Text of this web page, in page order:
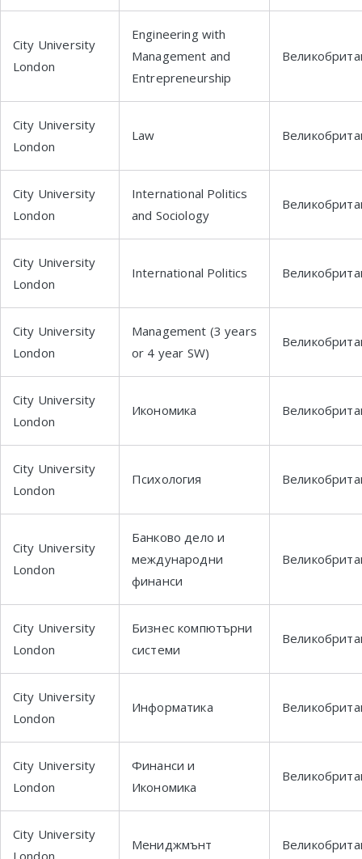
City University
London
Engineering with
Management and
Entrepreneurship
City University
London
Law
City University
London
International Politics
and Sociology
City University
London
International Politics
City University
London
Management (3 years
or 4 year SW)
City University
London
Икономика
City University
London
Психология
City University
London
Банково дело и
международни
финанси
City University
London
Бизнес компютърни
системи
City University
London
Информатика
City University
London
Финанси и
Икономика
City University
London
Мениджмънт